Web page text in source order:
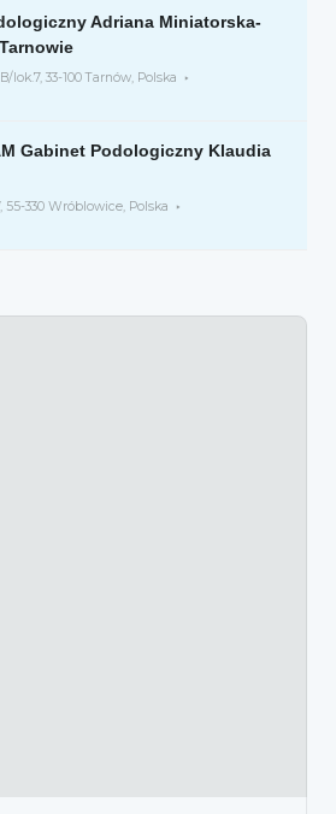
Adriana Miniatorska-
lok.7, 33-100 Tarnów, Polska
Gabinet Podologiczny Klaudia
55-330 Wróblowice, Polska